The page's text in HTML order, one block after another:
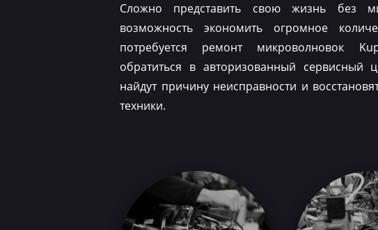
Сложно представить свою жизнь без
возможность экономить огромное
потребуется ремонт микроволновок
обратиться в авторизованный сервисный
найдут причину неисправности и
техники.